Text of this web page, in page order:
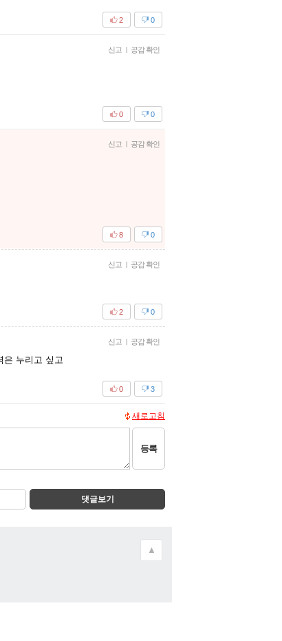
0
2
신고 | 공감 확인
0
0
신고 | 공감 확인
0
8
신고 | 공감 확인
0
2
신고 | 공감 확인
은 누리고 싶고
3
0
새로고침
등록
댓글보기
▲